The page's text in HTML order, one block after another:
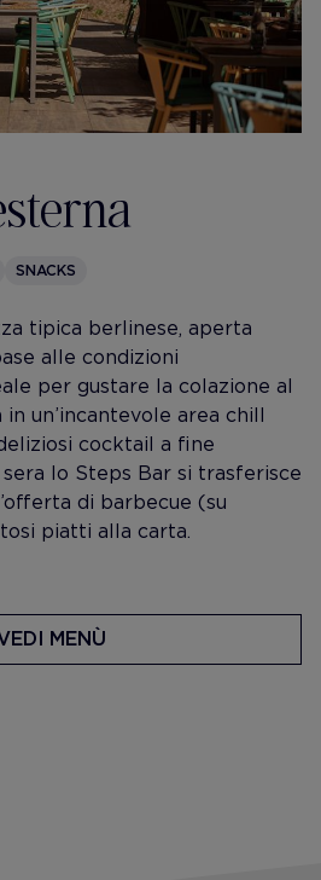
SNACKS
tipica berlinese, aperta
alle condizioni
per gustare la colazione al
un’incantevole area chill
cocktail a fine
lo Steps Bar si trasferisce
di barbecue (su
piatti alla carta.
MENÙ